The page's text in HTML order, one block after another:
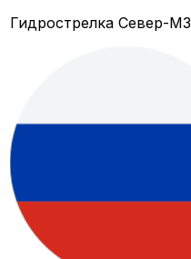
Гидрострелка Север-M3